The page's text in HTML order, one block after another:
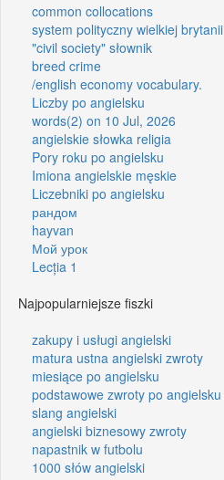
common collocations
system polityczny wielkiej brytanii
"civil society" słownik
breed crime
/english economy vocabulary.
Liczby po angielsku
words(2) on 10 Jul, 2026
angielskie słowka religia
Pory roku po angielsku
Imiona angielskie męskie
Liczebniki po angielsku
рандом
hayvan
Мой урок
Lecția 1
Najpopularniejsze fiszki
zakupy i usługi angielski
matura ustna angielski zwroty
miesiące po angielsku
podstawowe zwroty po angielsku
slang angielski
angielski biznesowy zwroty
napastnik w futbolu
1000 słów angielski